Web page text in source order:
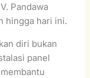
Pandawa
hingga hari ini.
diri bukan
panel